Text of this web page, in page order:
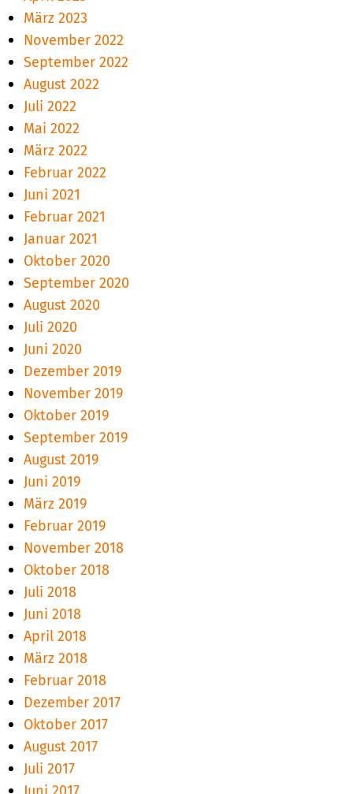
März 2023
November 2022
September 2022
August 2022
Juli 2022
Mai 2022
März 2022
Februar 2022
Juni 2021
Februar 2021
Januar 2021
Oktober 2020
September 2020
August 2020
Juli 2020
Juni 2020
Dezember 2019
November 2019
Oktober 2019
September 2019
August 2019
Juni 2019
März 2019
Februar 2019
November 2018
Oktober 2018
Juli 2018
Juni 2018
April 2018
März 2018
Februar 2018
Dezember 2017
Oktober 2017
August 2017
Juli 2017